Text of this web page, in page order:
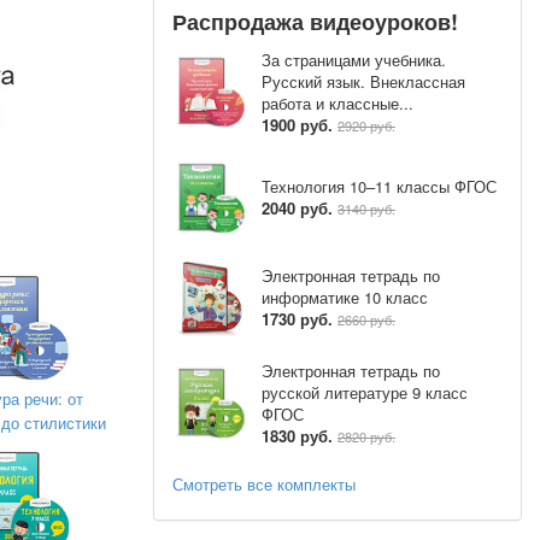
речи: от
стилистики
Распродажа видеоуроков!
За страницами учебника.
Русский язык. Внеклассная
работа и классные...
1900 руб. 2920 руб.
Технология 10–11 классы ФГОС
2040 руб. 3140 руб.
Электронная тетрадь по
информатике 10 класс
1730 руб. 2660 руб.
Электронная тетрадь по
русской литературе 9 класс
ФГОС
1830 руб. 2820 руб.
Смотреть все комплекты